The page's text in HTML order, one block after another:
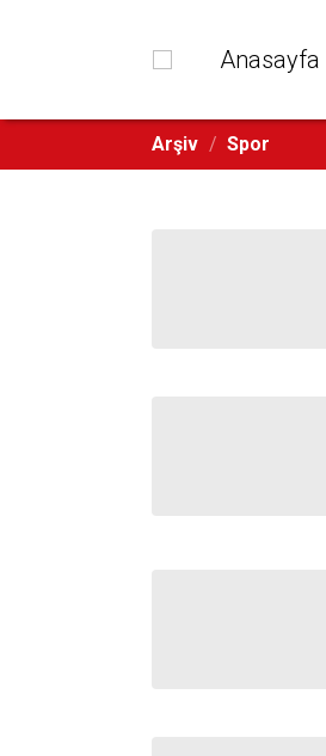
Anasayfa
Arşiv / Spor